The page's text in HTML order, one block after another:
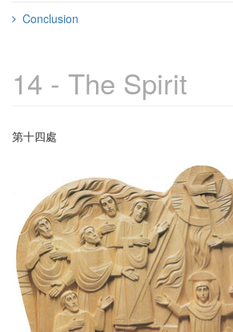
Conclusion
14 - The Spirit
第十四處